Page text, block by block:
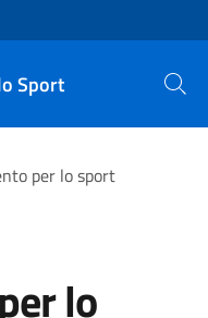
Sport Cerca
per lo sport
lo